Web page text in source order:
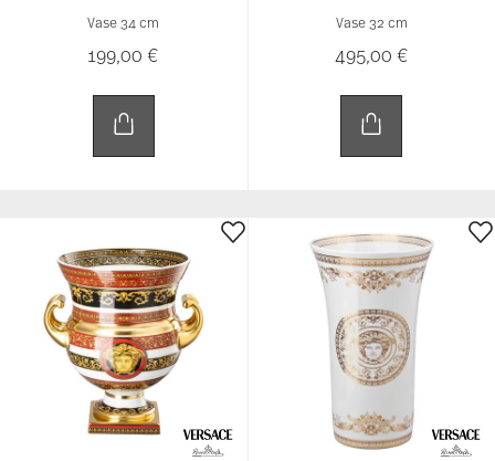
Vase 34 cm
199,00 €
Vase 32 cm
495,00 €